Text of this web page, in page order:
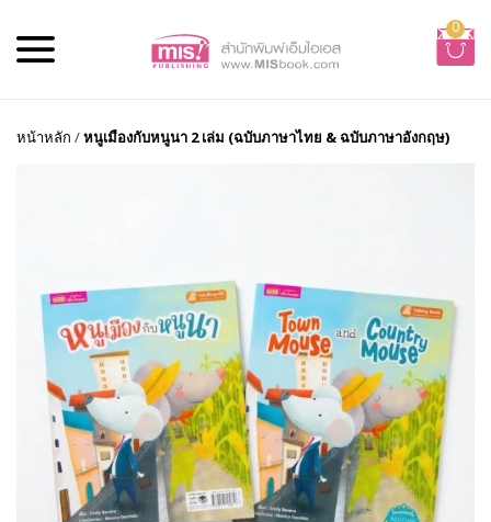
0
หน้าหลัก /หนูเมืองกับหนูนา 2 เล่ม (ฉบับภาษาไทย & ฉบับภาษาอังกฤษ)